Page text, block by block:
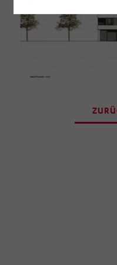
Zukunft widerrufen,
„Einwilligung